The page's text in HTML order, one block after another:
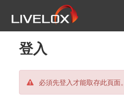
登入
必須先登入才能取存此頁面。